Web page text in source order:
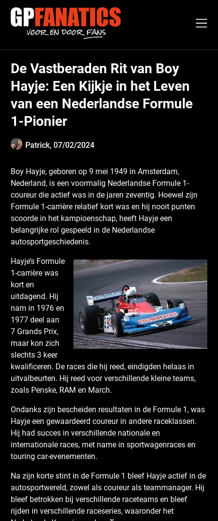
Skip
content
De Vastberaden Rit van Boy
Hayje: Een Kijkje in het Leven
van een Nederlandse Formule
1-Pionier
Patrick,07/02/2024
Boy Hayje, geboren op 9 mei 1949 in Amsterdam,
Nederland, is een voormalig Nederlandse Formule 1-
coureur die actief was in de jaren zeventig. Hoewel zijn
Formule 1-carrière relatief kort was en hij nooit punten
scoorde in het kampioenschap, heeft Hayje een
belangrijke rol gespeeld in de Nederlandse
autosportgeschiedenis.
Hayje’s Formule
1-carrière was
kort en
uitdagend. Hij
nam in 1976 en
1977 deel aan
7 Grands Prix,
maar kon zich
slechts 3 keer
kwalificeren. De races die hij reed, eindigden helaas in
uitvalbeurten. Hij reed voor verschillende kleine teams,
zoals Penske, RAM en March.
Ondanks zijn bescheiden resultaten in de Formule 1, was
Hayje een gewaardeerd coureur in andere raceklassen.
Hij had succes in verschillende nationale en
internationale races, met name in sportwagenraces en
touring car-evenementen.
Na zijn korte stint in de Formule 1 bleef Hayje actief in de
autosportwereld, zowel als coureur als teammanager. Hij
bleef betrokken bij verschillende raceteams en bleef
rijden in verschillende raceseries, waaronder het